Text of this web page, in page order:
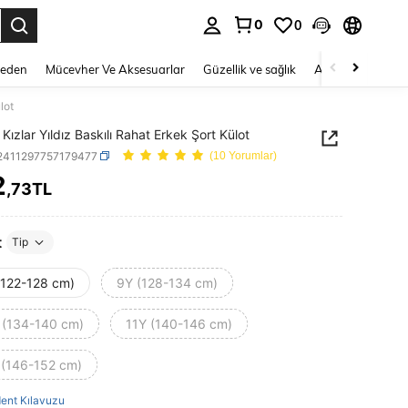
0 0
Mücevher Ve Aksesuarlar Güzellik ve sağlık Ayakkabı
Yıldız Baskılı Rahat Erkek Şort Külot
(10 Yorumlar)
AND AVAILABILITY
,73TL
Tip
128 cm) 9Y (128-134 cm)
(134-140 cm) 11Y (140-146 cm)
(146-152 cm)
Kılavuzu